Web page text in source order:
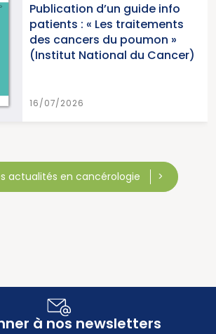
»
2026
actualités en cancérologie
à nos newsletters